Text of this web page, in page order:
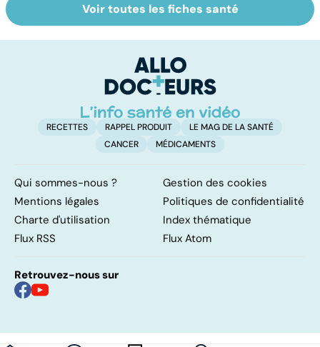
La tuberculose
pulmonaire
Tout savoir sur
les infections
Voir toutes les fiches santé
RECETTES RAPPEL PRODUIT
LE MAG DE LA SANTÉ
CANCER
MÉDICAMENTS
Qui sommes-nous ?
Gestion des cookies
Mentions légales
Politiques de confidentialité
Charte d'utilisation
Index thématique
Flux RSS
Flux Atom
Retrouvez-nous sur